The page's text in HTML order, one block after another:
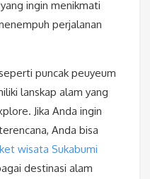
ingin menikmati
perjalanan
puncak peuyeum
lanskap alam yang
Jika Anda ingin
Anda bisa
wisata Sukabumi
destinasi alam